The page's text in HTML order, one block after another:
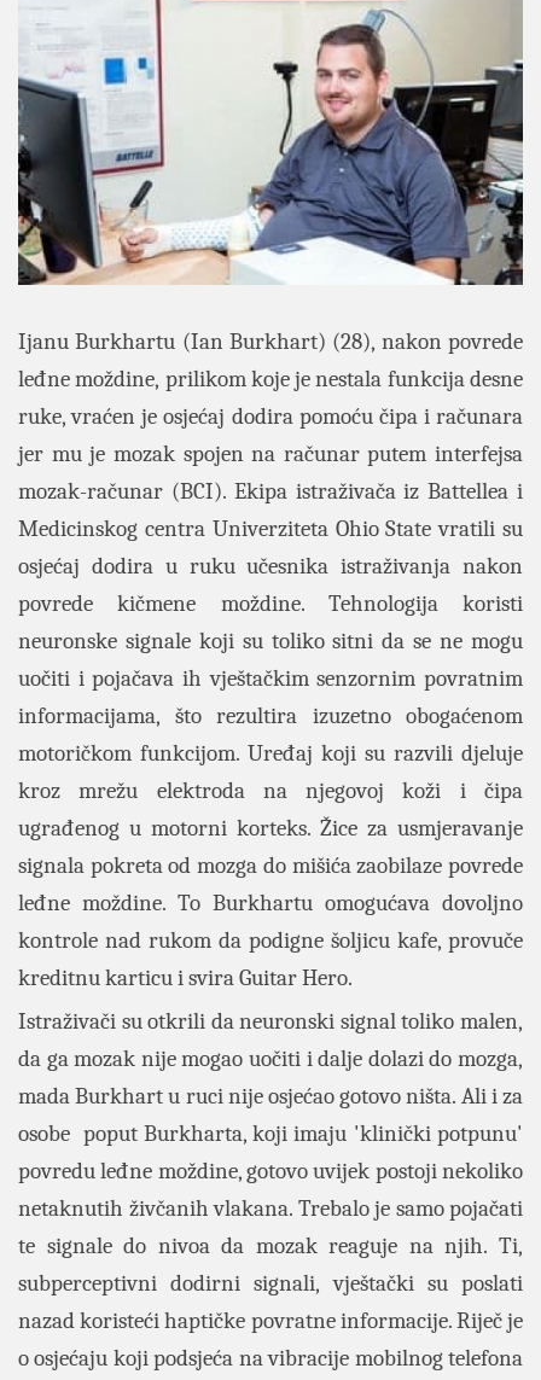
Ijanu Burkhartu (Ian Burkhart) (28), nakon povrede
leđne moždine, prilikom koje je nestala funkcija desne
ruke, vraćen je osjećaj dodira pomoću čipa i računara
jer mu je mozak spojen na računar putem interfejsa
mozak-računar (BCI). Ekipa istraživača iz Battellea i
Medicinskog centra Univerziteta Ohio State vratili su
osjećaj dodira u ruku učesnika istraživanja nakon
povrede kičmene moždine. Tehnologija koristi
neuronske signale koji su toliko sitni da se ne mogu
uočiti i pojačava ih vještačkim senzornim povratnim
informacijama, što rezultira izuzetno obogaćenom
motoričkom funkcijom. Uređaj koji su razvili djeluje
kroz mrežu elektroda na njegovoj koži i čipa
ugrađenog u motorni korteks. Žice za usmjeravanje
signala pokreta od mozga do mišića zaobilaze povrede
leđne moždine. To Burkhartu omogućava dovoljno
kontrole nad rukom da podigne šoljicu kafe, provuče
kreditnu karticu i svira Guitar Hero.
Istraživači su otkrili da neuronski signal toliko malen,
da ga mozak nije mogao uočiti i dalje dolazi do mozga,
mada Burkhart u ruci nije osjećao gotovo ništa. Ali i za
osobe poput Burkharta, koji imaju 'klinički potpunu'
povredu leđne moždine, gotovo uvijek postoji nekoliko
netaknutih živčanih vlakana. Trebalo je samo pojačati
te signale do nivoa da mozak reaguje na njih. Ti,
subperceptivni dodirni signali, vještački su poslati
nazad koristeći haptičke povratne informacije. Riječ je
o osjećaju koji podsjeća na vibracije mobilnog telefona